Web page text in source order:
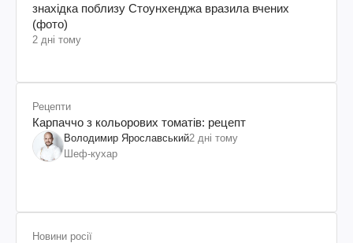
знахідка поблизу Стоунхенджа вразила вчених
(фото)
2 дні тому
Рецепти
Карпаччо з кольорових томатів: рецепт
Володимир Ярославський2 дні тому
Шеф-кухар
Новини росії